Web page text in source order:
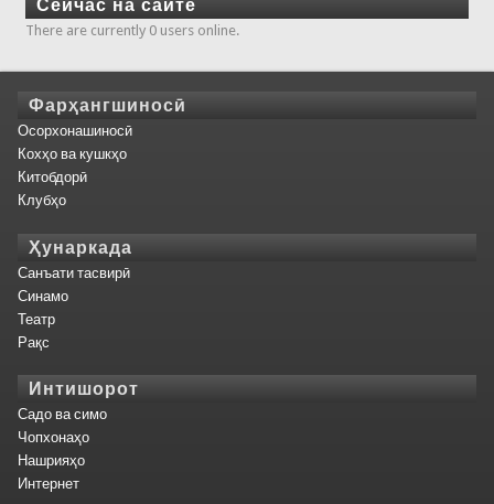
Сейчас на сайте
There are currently 0 users online.
Фарҳангшиносӣ
Осорхонашиносӣ
Кохҳо ва кушкҳо
Китобдорӣ
Клубҳо
Ҳунаркада
Санъати тасвирӣ
Синамо
Театр
Рақс
Интишорот
Садо ва симо
Чопхонаҳо
Нашрияҳо
Интернет